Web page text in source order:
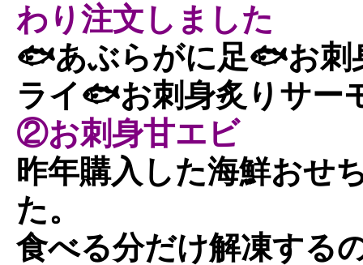
わり注文しました
🐟あぶらがに足🐟お刺
ライ🐟お刺身炙りサー
②お刺身甘エビ
昨年購入した海鮮おせ
た。
食べる分だけ解凍する